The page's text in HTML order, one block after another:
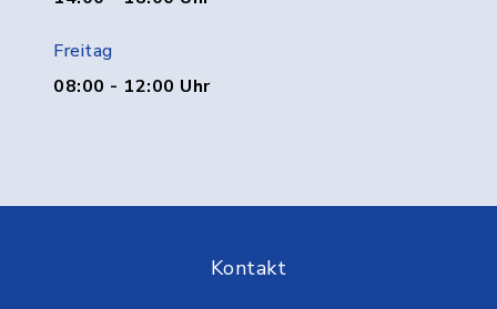
Freitag
08:00 - 12:00 Uhr
Kontakt